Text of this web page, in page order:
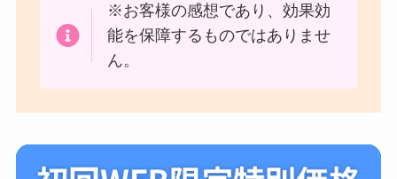
※お客様の感想であり、効果効
能を保障するものではありませ
ん。